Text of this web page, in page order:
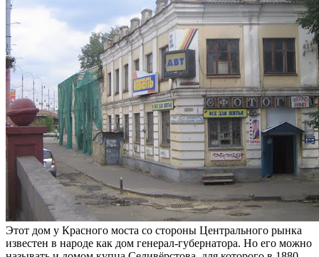
Этот дом у Красного моста со стороны Центрального рынка
известен в народе как дом генерал-губернатора. Но его можно